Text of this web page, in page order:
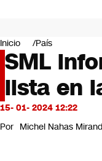
Mundo
Negocios
Deportes
Programas
Cultura
Servicios
Bits
CNN Data
Inicio País
SML
lista en
15- 01- 2024 12:22
Por Michel Nahas